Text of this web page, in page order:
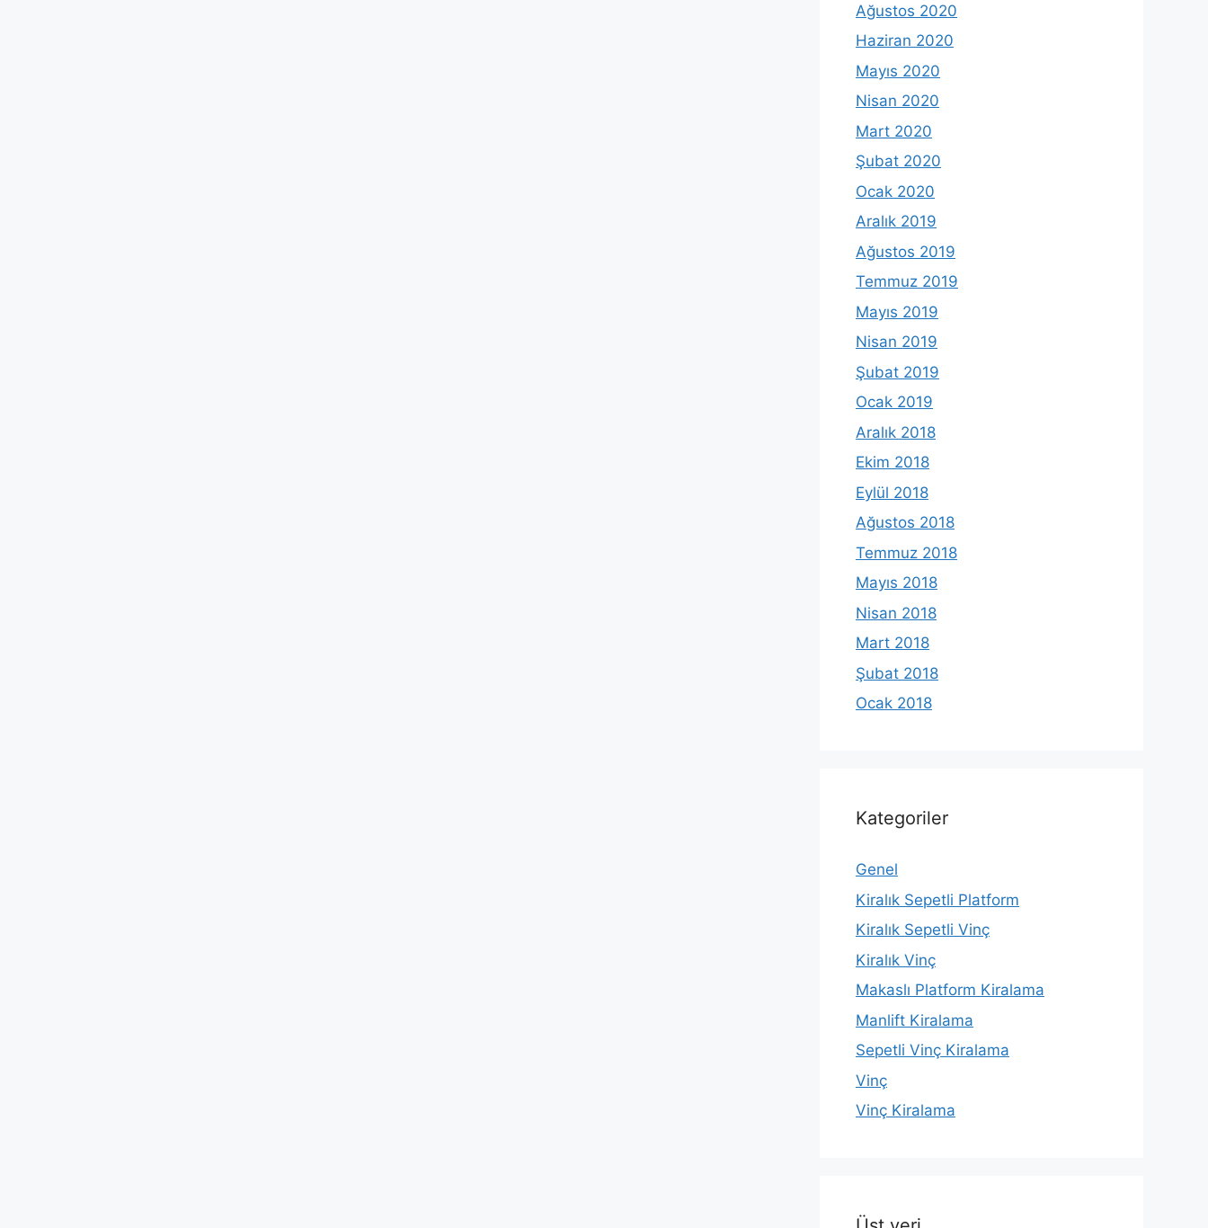
Ağustos 2020
Haziran 2020
Mayıs 2020
Nisan 2020
Mart 2020
Şubat 2020
Ocak 2020
Aralık 2019
Ağustos 2019
Temmuz 2019
Mayıs 2019
Nisan 2019
Şubat 2019
Ocak 2019
Aralık 2018
Ekim 2018
Eylül 2018
Ağustos 2018
Temmuz 2018
Mayıs 2018
Nisan 2018
Mart 2018
Şubat 2018
Ocak 2018
Kategoriler
Genel
Kiralık Sepetli Platform
Kiralık Sepetli Vinç
Kiralık Vinç
Makaslı Platform Kiralama
Manlift Kiralama
Sepetli Vinç Kiralama
Vinç
Vinç Kiralama